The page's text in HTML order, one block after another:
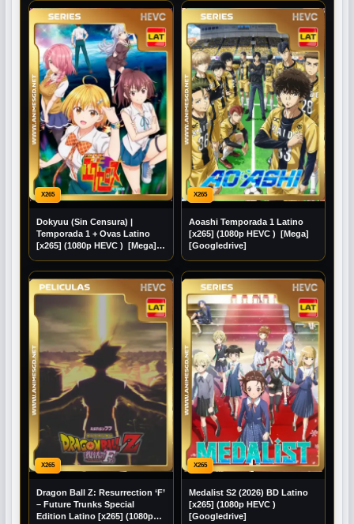
X265
Dokyuu (Sin Censura) |
Temporada 1 + Ovas Latino
[x265] (1080p HEVC ) [Mega]
X265
Aoashi Temporada 1 Latino
[x265] (1080p HEVC ) [Mega]
[Googledrive]
X265
Dragon Ball Z: Resurrection ‘F’
– Future Trunks Special
Edition Latino [x265] (1080p
X265
Medalist S2 (2026) BD Latino
[x265] (1080p HEVC )
[Googledrive]